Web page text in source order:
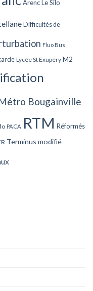
Arenc Le Silo
Difficultés de
Fluo Bus
Lycée St Exupéry M2
Bougainville
PACA RTM Réformés
Terminus modifié